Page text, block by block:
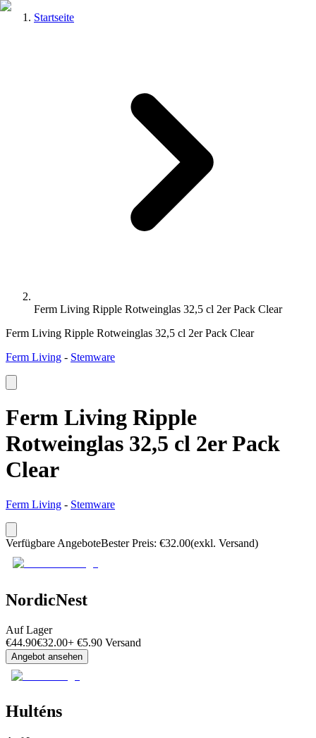
Startseite
Ferm Living Ripple Rotweinglas 32,5 cl 2er Pack Clear
Ferm Living Ripple Rotweinglas 32,5 cl 2er Pack Clear
Ferm Living - Stemware
Ferm Living Ripple
Rotweinglas 32,5 cl 2er Pack
Clear
Ferm Living - Stemware
Verfügbare AngeboteBester Preis: €32.00(exkl. Versand)
NordicNest
Auf Lager
€44.90€32.00+ €5.90 Versand
Angebot ansehen
Hulténs